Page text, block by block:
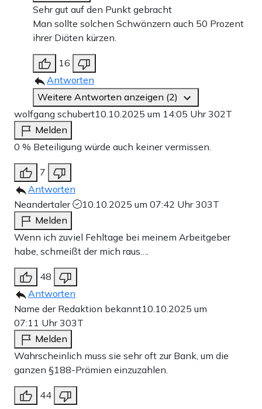
Sehr gut auf den Punkt gebracht
Man sollte solchen Schwänzern auch 50 Prozent
ihrer Diäten kürzen.
16
Antworten
Weitere Antworten anzeigen (2)
wolfgang schubert10.10.2025 um 14:05 Uhr302T
Melden
0 % Beteiligung würde auch keiner vermissen.
7
Antworten
Neandertaler
10.10.2025 um 07:42 Uhr303T
Melden
Wenn ich zuviel Fehltage bei meinem Arbeitgeber
habe, schmeißt der mich raus….
48
Antworten
Name der Redaktion bekannt10.10.2025 um
07:11 Uhr303T
Melden
Wahrscheinlich muss sie sehr oft zur Bank, um die
ganzen §188-Prämien einzuzahlen.
44